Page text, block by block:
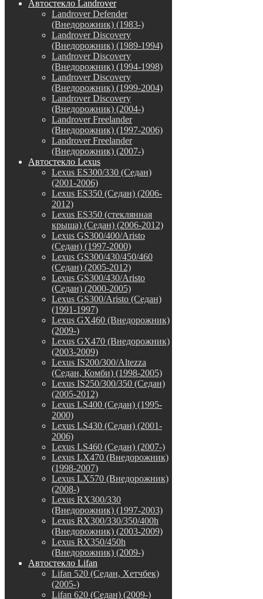
Автостекло Landrover
Landrover Defender
(Внедорожник) (1983-)
Landrover Discovery
(Внедорожник) (1989-1994)
Landrover Discovery
(Внедорожник) (1994-1998)
Landrover Discovery
(Внедорожник) (1999-2004)
Landrover Discovery
(Внедорожник) (2004-)
Landrover Freelander
(Внедорожник) (1997-2006)
Landrover Freelander
(Внедорожник) (2007-)
Автостекло Lexus
Lexus ES300/330 (Седан)
(2001-2006)
Lexus ES350 (Седан) (2006-
2012)
Lexus ES350 (стеклянная
крыша) (Седан) (2006-2012)
Lexus GS300/400/Aristo
(Седан) (1997-2000)
Lexus GS300/430/450/460
(Седан) (2005-2012)
Lexus GS300/430/Aristo
(Седан) (2000-2005)
Lexus GS300/Aristo (Седан)
(1991-1997)
Lexus GX460 (Внедорожник)
(2009-)
Lexus GX470 (Внедорожник)
(2003-2009)
Lexus IS200/300/Altezza
(Седан, Комби) (1998-2005)
Lexus IS250/300/350 (Седан)
(2005-2012)
Lexus LS400 (Седан) (1995-
2000)
Lexus LS430 (Седан) (2001-
2006)
Lexus LS460 (Седан) (2007-)
Lexus LX470 (Внедорожник)
(1998-2007)
Lexus LX570 (Внедорожник)
(2008-)
Lexus RX300/330
(Внедорожник) (1997-2003)
Lexus RX300/330/350/400h
(Внедорожник) (2003-2009)
Lexus RX350/450h
(Внедорожник) (2009-)
Автостекло Lifan
Lifan 520 (Седан, Хетчбек)
(2005-)
Lifan 620 (Седан) (2009-)